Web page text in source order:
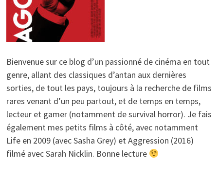
Bienvenue sur ce blog d’un passionné de cinéma en tout
genre, allant des classiques d’antan aux dernières
sorties, de tout les pays, toujours à la recherche de films
rares venant d’un peu partout, et de temps en temps,
lecteur et gamer (notamment de survival horror). Je fais
également mes petits films à côté, avec notamment
Life en 2009 (avec Sasha Grey) et Aggression (2016)
filmé avec Sarah Nicklin. Bonne lecture